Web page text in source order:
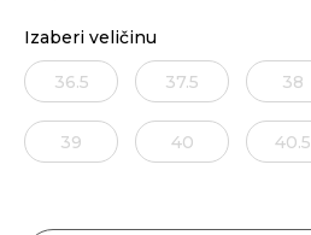
Izaberi veličinu
36.5 37.5 38
39 40 40.5